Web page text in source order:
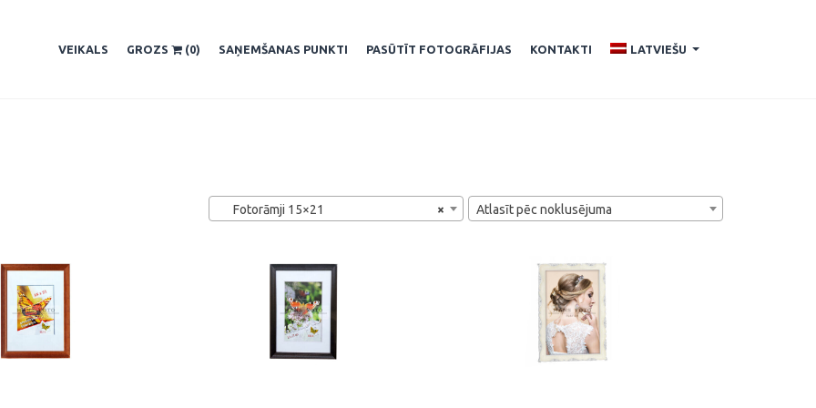
VEIKALS GROZS (0) SAŅEMŠANAS PUNKTI PASŪTĪT FOTOGRĀFIJAS KONTAKTI
LATVIEŠU
Atlasīt pēc noklusējuma
×
Fotorāmji 15×21